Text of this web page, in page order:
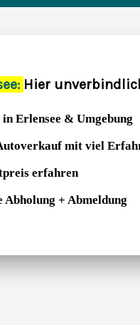
Hier
Erlensee & Umgebung
mit viel
erfahren
+ Abmeldung